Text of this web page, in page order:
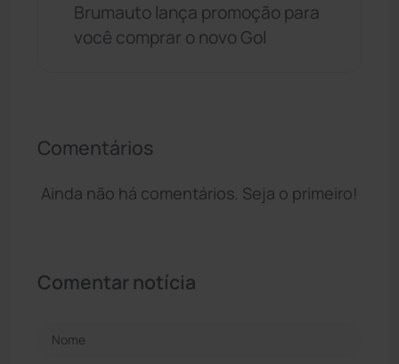
Brumauto lança promoção para
você comprar o novo Gol
Comentários
Ainda não há comentários. Seja o primeiro!
Comentar notícia